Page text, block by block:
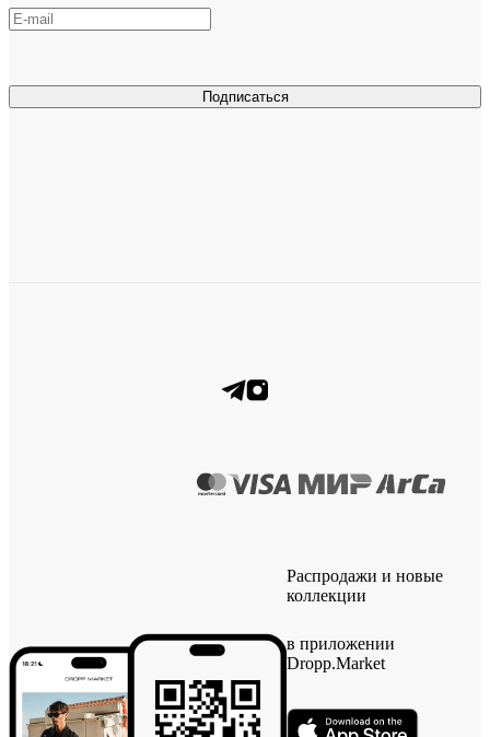
Подписаться
Распродажи и новые
коллекции
в приложении
Dropp.Market